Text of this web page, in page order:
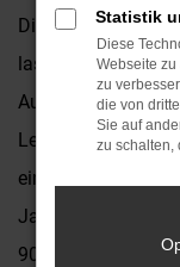
Die Vorteile, die
lassen sich in
Automagazine
Leistungs-
ein Zweites. Wir
Jahrzehnten auf
90-jährige
Statistik
Diese
Webseite
zu
die von
Sie auf
zu schalten,